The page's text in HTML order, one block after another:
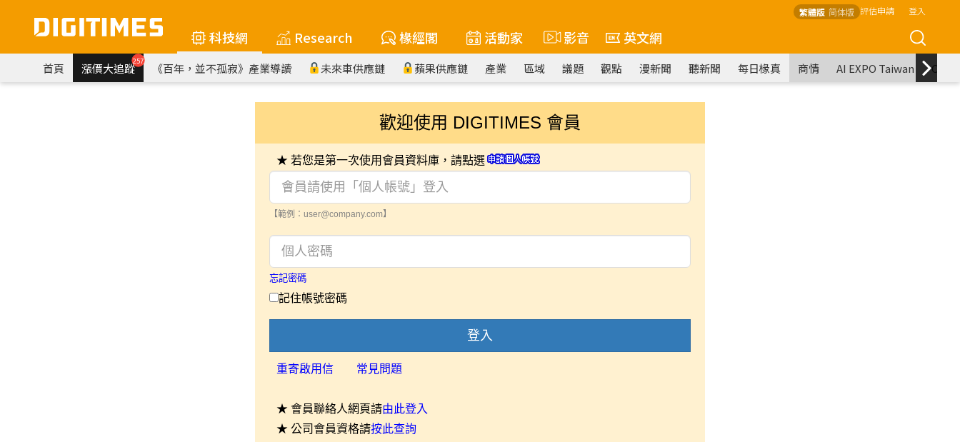
繁體版 简体版 評估申請 登入
科技網 Research 椽經閣 活動家 影音 英文網
首頁 漲價大追蹤257 《百年，並不孤寂》產業導讀 未來車供應鏈 蘋果供應鏈 產業 區域 議題 觀點 漫新聞 聽新聞 每日椽真 商情 AI EXPO Taiwan
歡迎使用 DIGITIMES 會員
★ 若您是第一次使用會員資料庫，請點選
【範例：user@company.com】
忘記密碼
記住帳號密碼
登入
重寄啟用信 常見問題
★ 會員聯絡人網頁請由此登入
★ 公司會員資格請按此查詢